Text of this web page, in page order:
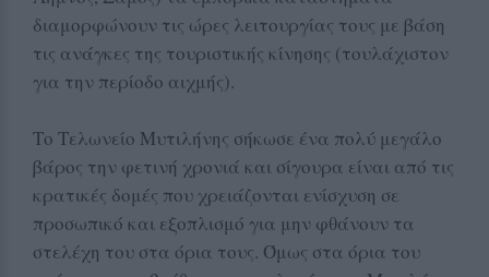
διαμορφώνουν τις ώρες λειτουργίας τους με βάση
τις ανάγκες της τουριστικής κίνησης (τουλάχιστον
για την περίοδο αιχμής).
Το Τελωνείο Μυτιλήνης σήκωσε ένα πολύ μεγάλο
βάρος την φετινή χρονιά και σίγουρα είναι από τις
κρατικές δομές που χρειάζονται ενίσχυση σε
προσωπικό και εξοπλισμό για μην φθάνουν τα
στελέχη του στα όρια τους. Όμως στα όρια του